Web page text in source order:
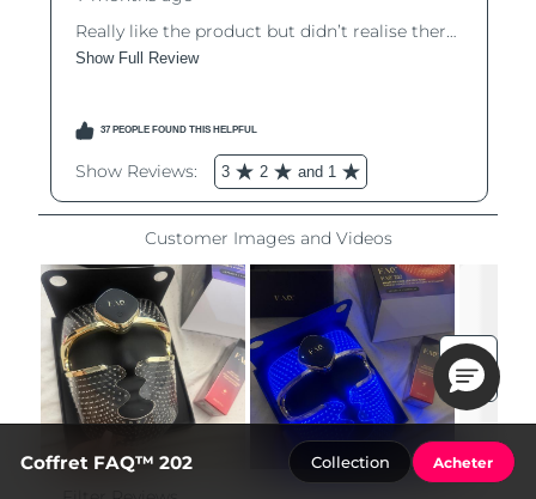
Coffret FAQ™ 202 Collection Acheter